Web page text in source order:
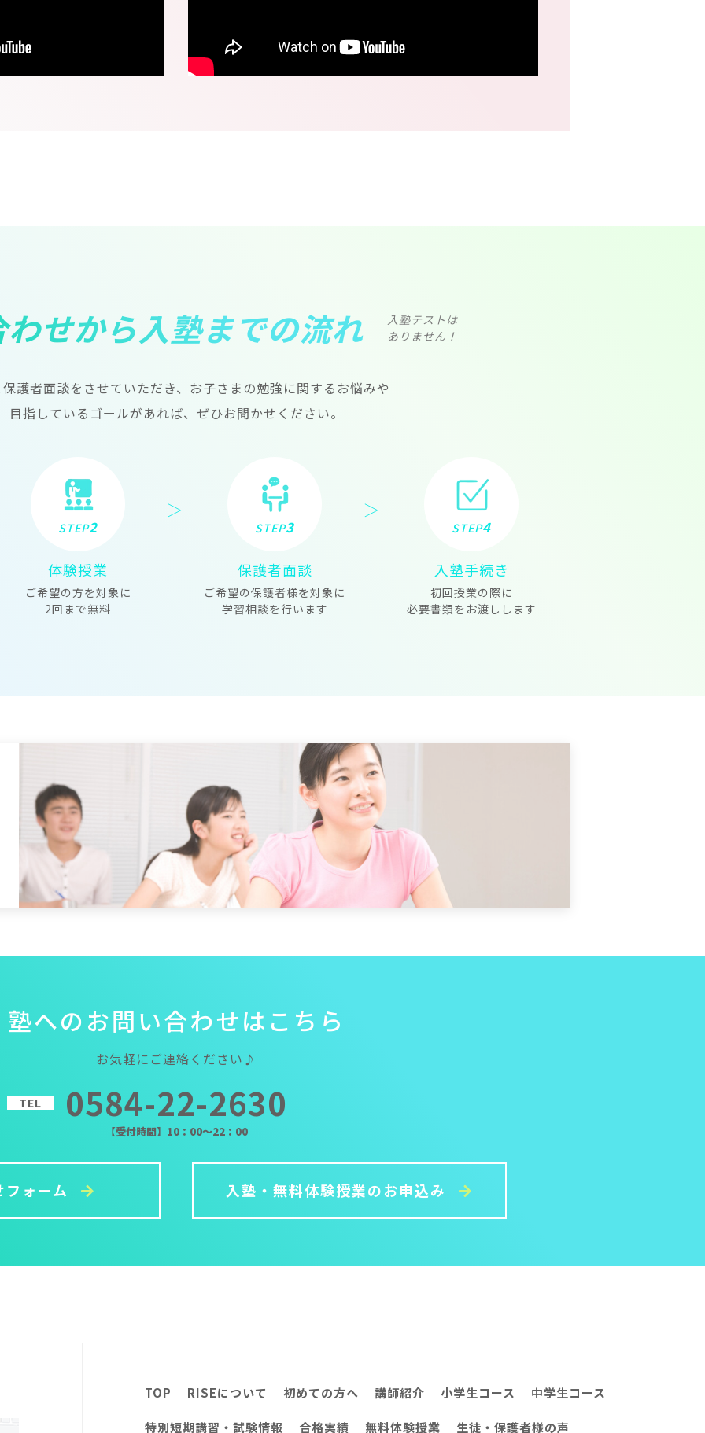
せから入塾までの流れ
入塾テストは
ありません！
護者面談をさせていただき、お子さまの勉強に関するお悩みや
目指しているゴールがあれば、ぜひお聞かせください。
STEP2
体験授業
ご希望の方を対象に
2回まで無料
STEP3
保護者面談
ご希望の保護者様を対象に
学習相談を行います
STEP4
入塾手続き
初回授業の際に
必要書類をお渡しします
塾へのお問い合わせは こ ち ら
お気軽にご連絡ください♪
TEL 0584-22-2630
【受付時間】10：00～22：00
ォーム 入塾・無料体験授業のお申込み
TOP RISEについて 初めての方へ 講師紹介 小学生コース 中学生コース
特別短期講習・試験情報 合格実績 無料体験授業 生徒・保護者様の声